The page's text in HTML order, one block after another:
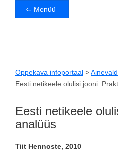
⇦ Menüü
Oppekava infoportaal >
Eesti netikeele olulisi jooni.
Eesti netikeele
analüüs
Tiit Hennoste, 2010